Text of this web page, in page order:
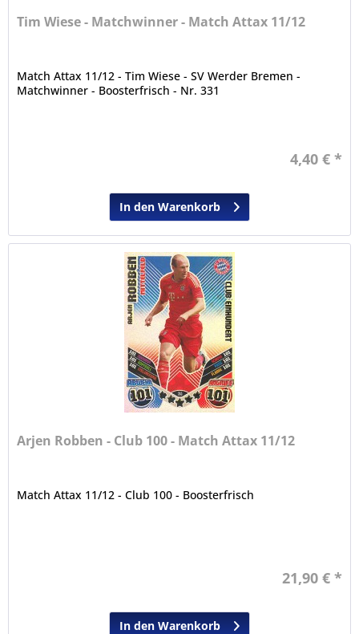
Tim Wiese - Matchwinner - Match Attax 11/12
Match Attax 11/12 - Tim Wiese - SV Werder Bremen -
Matchwinner - Boosterfrisch - Nr. 331
4,40 € *
In den Warenkorb
Arjen Robben - Club 100 - Match Attax 11/12
Match Attax 11/12 - Club 100 - Boosterfrisch
21,90 € *
In den Warenkorb